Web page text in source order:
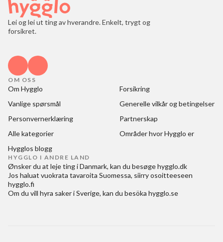
Lei og lei ut ting av hverandre. Enkelt, trygt og
forsikret.
OM OSS
Om Hygglo
Forsikring
Vanlige spørsmål
Generelle vilkår og betingelser
Personvernerklæring
Partnerskap
Alle kategorier
Områder hvor Hygglo er
Hygglos blogg
HYGGLO I ANDRE LAND
Ønsker du at leje ting i Danmark, kan du besøgehygglo.dk
Jos haluat vuokrata tavaroita Suomessa, siirry osoitteeseen
hygglo.fi
Om du vill hyra saker i Sverige, kan du besöka hygglo.se